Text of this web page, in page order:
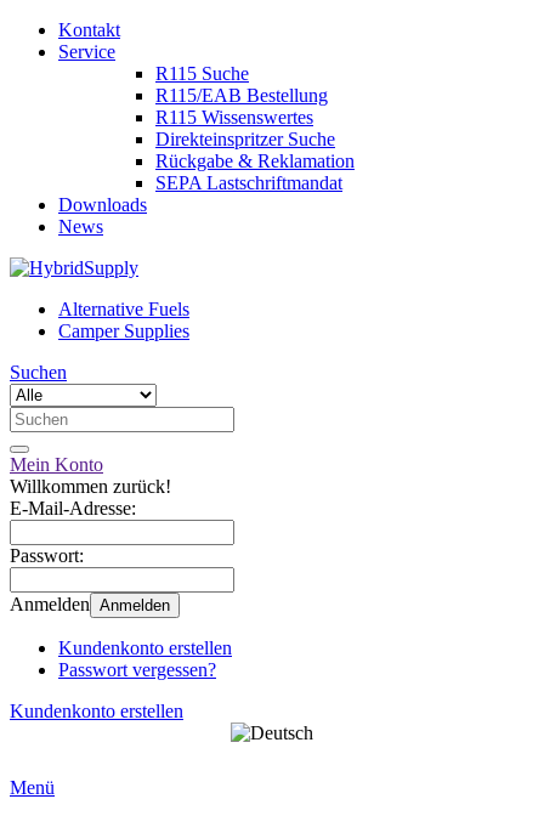
Kontakt
Service
R115 Suche
R115/EAB Bestellung
R115 Wissenswertes
Direkteinspritzer Suche
Rückgabe & Reklamation
SEPA Lastschriftmandat
Downloads
News
Alternative Fuels
Camper Supplies
Suchen
Mein Konto
Willkommen zurück!
E-Mail-Adresse:
Passwort:
Anmelden Anmelden
Kundenkonto erstellen
Passwort vergessen?
Kundenkonto erstellen
Menü